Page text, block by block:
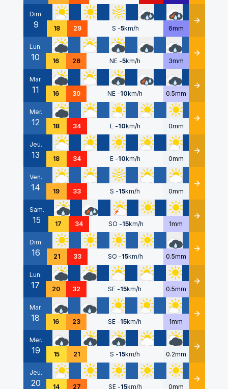
Dim.
9 18 29 S -5km/h 6mm Détails
Lun.
10 16 26 NE -5km/h 3mm Détails
Mar.
11 16 30 NE -10km/h 0.5mm Détails
Mer.
12 18 34 E -10km/h 0mm Détails
Jeu.
13 18 34 E -10km/h 0mm Détails
Ven.
14 19 33 S -15km/h 0mm Détails
Sam.
15 17 34 SO -15km/h 1mm Détails
Dim.
16 21 33 SO -15km/h 0.5mm Détails
Lun.
17 20 32 SE -15km/h 0.5mm Détails
Mar.
18 16 23 SE -15km/h 1mm Détails
Mer.
19 15 21 S -15km/h 0.2mm Détails
Jeu.
20 14 27 SE -15km/h 0mm Détails